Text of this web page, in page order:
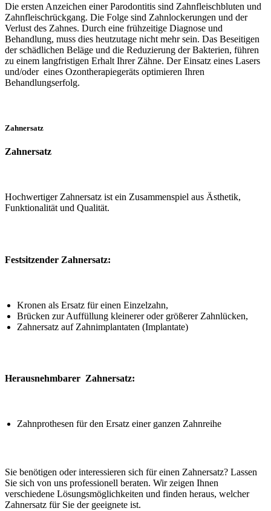
Die ersten Anzeichen einer Parodontitis sind Zahnfleischbluten und
Zahnfleischrückgang. Die Folge sind Zahnlockerungen und der
Verlust des Zahnes. Durch eine frühzeitige Diagnose und
Behandlung, muss dies heutzutage nicht mehr sein. Das Beseitigen
der schädlichen Beläge und die Reduzierung der Bakterien, führen
zu einem langfristigen Erhalt Ihrer Zähne. Der Einsatz eines Lasers
und/oder eines Ozontherapiegeräts optimieren Ihren
Behandlungserfolg.
Zahnersatz
Zahnersatz
Hochwertiger Zahnersatz ist ein Zusammenspiel aus Ästhetik,
Funktionalität und Qualität.
Festsitzender Zahnersatz:
Kronen als Ersatz für einen Einzelzahn,
Brücken zur Auffüllung kleinerer oder größerer Zahnlücken,
Zahnersatz auf Zahnimplantaten (Implantate)
Herausnehmbarer Zahnersatz:
Zahnprothesen für den Ersatz einer ganzen Zahnreihe
Sie benötigen oder interessieren sich für einen Zahnersatz? Lassen
Sie sich von uns professionell beraten. Wir zeigen Ihnen
verschiedene Lösungsmöglichkeiten und finden heraus, welcher
Zahnersatz für Sie der geeignete ist.